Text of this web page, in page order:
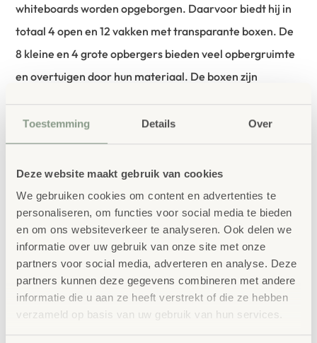
Toestemming Details Over
Deze website maakt gebruik van cookies
We gebruiken cookies om content en advertenties te
personaliseren, om functies voor social media te bieden
en om ons websiteverkeer te analyseren. Ook delen we
informatie over uw gebruik van onze site met onze
partners voor social media, adverteren en analyse. Deze
partners kunnen deze gegevens combineren met andere
informatie die u aan ze heeft verstrekt of die ze hebben
verzameld op basis van uw gebruik van hun services.
whiteboards worden opgeborgen. Daarvoor biedt hij in
totaal 4 open en 12 vakken met transparante boxen. De
8 kleine en 4 grote opbergers bieden veel opbergruimte
en overtuigen door hun materiaal. De boxen zijn
voor stiften, papier en kwasten biedt de creatieve
schildersezel opbergmogelijkheden. De verf kan er
eventueel bovenop staan. Bij beperkte ruimte zijn de 4
wieltjes uiterst praktisch. Hiermee kunt u de
atelierwagen na het knutselen eenvoudig tegen de muur
of naar een andere kamer schuiven.
Details in één oogopslag:
2 magnetische whiteboards
Opbergruimte voor pennen